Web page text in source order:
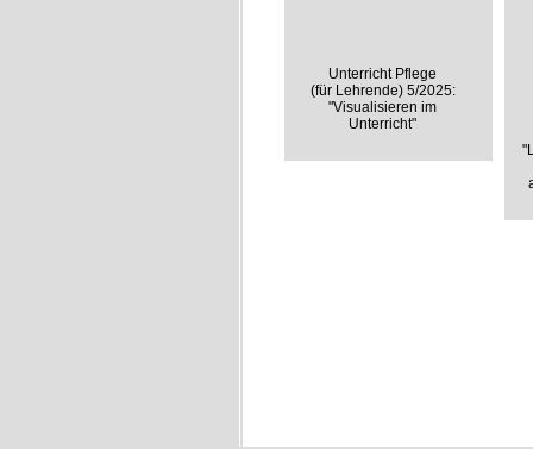
Unterricht Pflege
(für Lehrende) 5/2025:
"Visualisieren im
Unterricht"